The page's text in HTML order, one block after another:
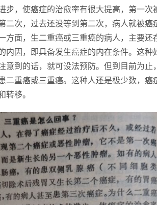
步，使癌症的治愈率有很大提高，第一次
二次，过去还没等到第二次，病人就被癌
方面，生二重癌或三重癌的病人，主要还
内因，即具备发生癌症的内在条件。这种
意到的话，就可设法预防。但到目前为止
二重癌或三重癌。这种人还是极少数，癌
转移。